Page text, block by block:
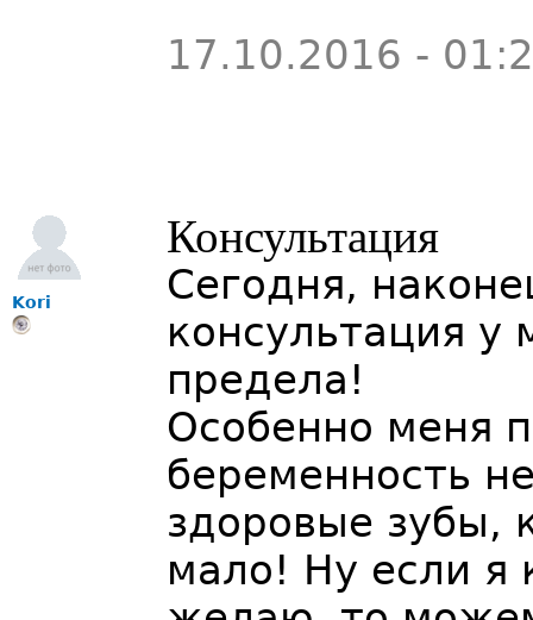
17.10.2016 -
Kori
Консультация
Сегодня,
консультация у
предела!
Особенно меня
беременность
здоровые зубы,
мало! Ну если я